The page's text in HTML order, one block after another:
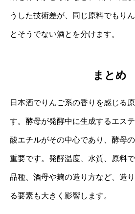
うした技術差が、同じ原料でもり
とそうでない酒とを分けます。
まとめ
日本酒でりんご系の香りを感じる
す。酵母が発酵中に生成するエス
酸エチルがその中心であり、酵母
重要です。発酵温度、水質、原料
品種、酒母や麹の造り方など、造
る要素も大きく影響します。